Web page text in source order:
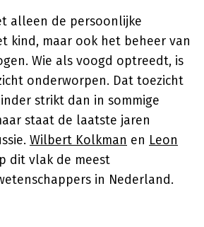
alleen de persoonlijke
kind, maar ook het beheer van
Wie als voogd optreedt, is
onderworpen. Dat toezicht
strikt dan in sommige
staat de laatste jaren
Wilbert Kolkman en Leon
dit vlak de meest
in Nederland.